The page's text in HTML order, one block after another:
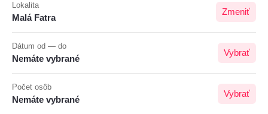
Lokalita
Malá Fatra
Zmeniť
Dátum od — do
Nemáte vybrané
Vybrať
Počet osôb
Nemáte vybrané
Vybrať